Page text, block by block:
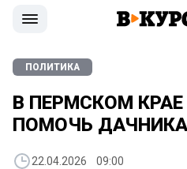
ПОЛИТИКА
​В ПЕРМСКОМ
ПОМОЧЬ
22.04.2026 09:00